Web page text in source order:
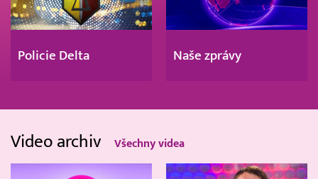
Policie Delta Naše zprávy
Video archiv Všechny videa